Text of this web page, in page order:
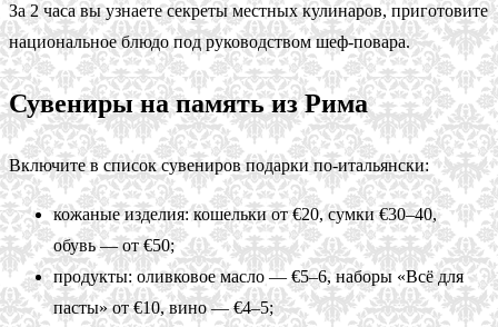
За 2 часа вы узнаете секреты местных кулинаров, приготовите
национальное блюдо под руководством шеф-повара.
Сувениры на память из Рима
Включите в список сувениров подарки по-итальянски:
кожаные изделия: кошельки от €20, сумки €30–40,
обувь — от €50;
продукты: оливковое масло — €5–6, наборы «Всё для
пасты» от €10, вино — €4–5;